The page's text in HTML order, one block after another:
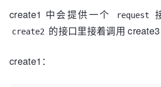
create1 中会提供一个 request
create2 的接口里接着调用
create1：